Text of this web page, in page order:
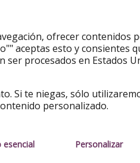
de la opción que
ofrecer contenidos
aceptas esto y consientes
procesados en Estados
Si te niegas, sólo
personalizado.
esencial Personalizar